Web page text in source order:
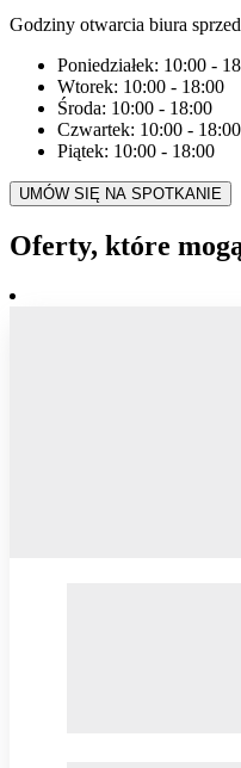
Godziny otwarcia biura
Poniedziałek: 10:00 -
Wtorek: 10:00 - 18:00
Środa: 10:00 - 18:00
Czwartek: 10:00 - 18:00
Piątek: 10:00 - 18:00
UMÓW SIĘ NA SPOTKANIE
Oferty, które